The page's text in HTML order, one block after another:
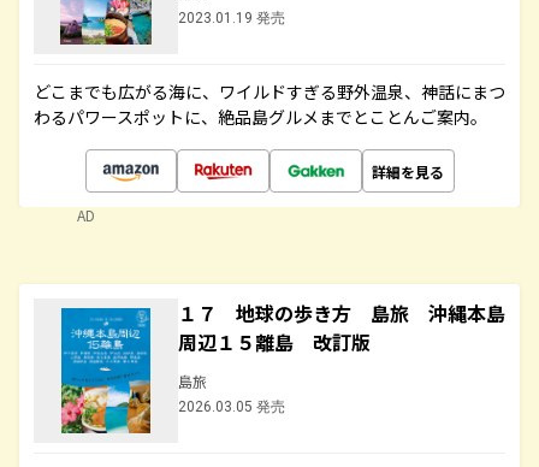
2023.01.19 発売
どこまでも広がる海に、ワイルドすぎる野外温泉、神話にまつ
わるパワースポットに、絶品島グルメまでとことんご案内。
詳細を見る
AD
１７ 地球の歩き方 島旅 沖縄本島
周辺１５離島 改訂版
島旅
2026.03.05 発売